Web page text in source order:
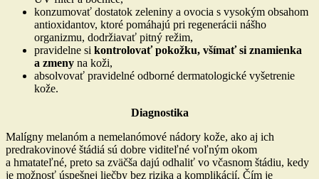
konzumovať dostatok zeleniny a ovocia s vysokým obsahom
antioxidantov, ktoré pomáhajú pri regenerácii nášho
organizmu, dodržiavať pitný režim,
pravidelne si kontrolovať pokožku, všímať si znamienka
a zmeny na koži,
absolvovať pravidelné odborné dermatologické vyšetrenie
kože.
Diagnostika
Malígny melanóm a nemelanómové nádory kože, ako aj ich
predrakovinové štádiá sú dobre viditeľné voľným okom
a hmatateľné, preto sa zväčša dajú odhaliť vo včasnom štádiu, kedy
je možnosť úspešnej liečby bez rizika a komplikácií. Čím je